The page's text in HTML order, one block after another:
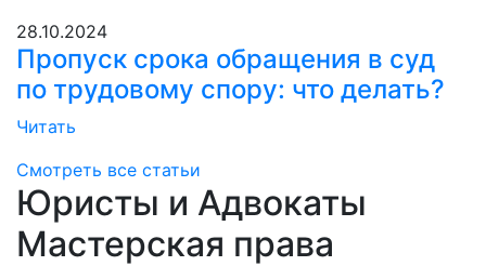
28.10.2024
Пропуск срока обращения в суд
по трудовому спору: что делать?
Читать
Смотреть все статьи
Юристы и Адвокаты
Мастерская права